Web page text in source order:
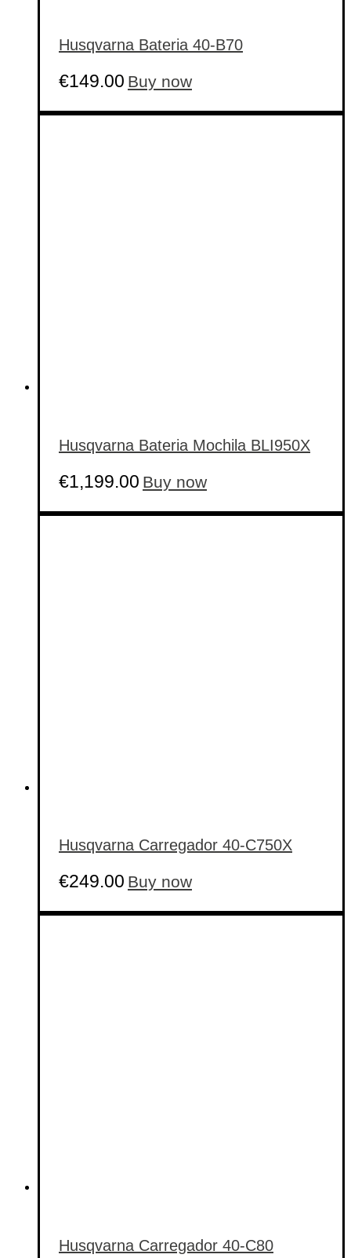
Husqvarna Bateria 40-B70
€149.00 Buy now
Husqvarna Bateria Mochila BLI950X
€1,199.00 Buy now
Husqvarna Carregador 40-C750X
€249.00 Buy now
Husqvarna Carregador 40-C80